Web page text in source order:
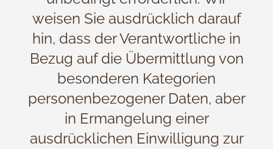
weisen Sie ausdrücklich darauf
hin, dass der Verantwortliche in
Bezug auf die Übermittlung von
besonderen Kategorien
personenbezogener Daten, aber
in Ermangelung einer
ausdrücklichen Einwilligung zur